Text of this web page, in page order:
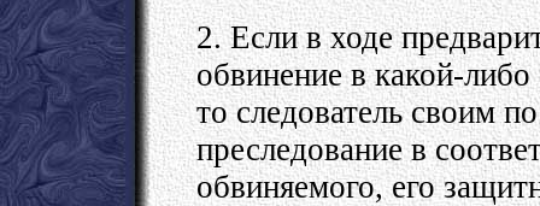
2. Если в ходе
обвинение в какой-
то следователь своим
преследование в
обвиняемого, его